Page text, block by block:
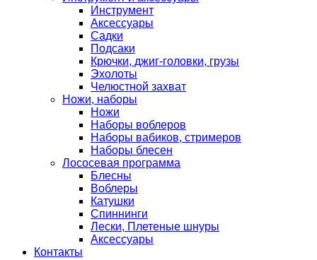
Инструмент
Аксессуары
Садки
Подсаки
Крючки, джиг-головки, грузы
Эхолоты
Челюстной захват
Ножи, наборы
Ножи
Наборы воблеров
Наборы вабиков, стримеров
Наборы блесен
Лососевая программа
Блесны
Воблеры
Катушки
Спиннинги
Лески, Плетеные шнуры
Аксессуары
Контакты